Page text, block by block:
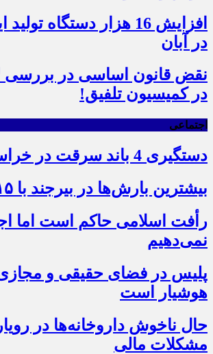
افزایش 16 هزار دستگاه
در آبان
نقض قانون اساسی در بررسی
در کمیسیون تلفیق!
اجتماعی
دستگیری 4 باند سرقت در خراسان جنوبی
بیشترین بارش‌ها در بیرجند با ۱۵ میلیمتر
رأفت اسلامی حاکم است اما
نمی‌دهیم
پلیس در فضای حقیقی و مجازی
هوشیار است
حال ناخوش داروخانه‌ها در
مشکلات مالی